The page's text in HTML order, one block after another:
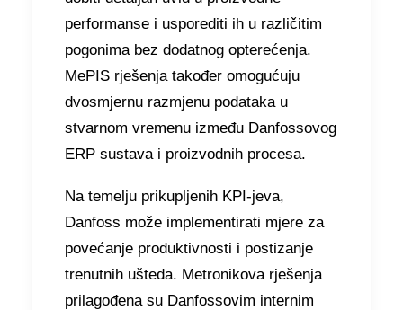
performanse i usporediti ih u različitim
pogonima bez dodatnog opterećenja.
MePIS rješenja također omogućuju
dvosmjernu razmjenu podataka u
stvarnom vremenu između Danfossovog
ERP sustava i proizvodnih procesa.
Na temelju prikupljenih KPI-jeva,
Danfoss može implementirati mjere za
povećanje produktivnosti i postizanje
trenutnih ušteda. Metronikova rješenja
prilagođena su Danfossovim internim